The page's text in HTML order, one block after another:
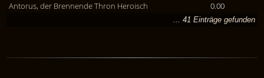
Antorus, der Brennende Thron Heroisch
0.00
... 41 Einträge gefunden